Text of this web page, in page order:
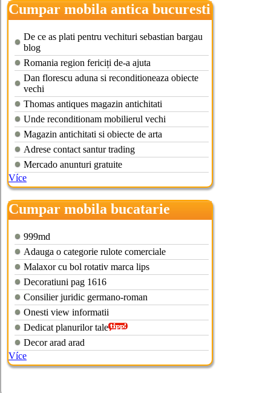
Cumpar mobila antica bucuresti
De ce as plati pentru vechituri sebastian bargau
blog
Romania region fericiți de-a ajuta
Dan florescu aduna si reconditioneaza obiecte
vechi
Thomas antiques magazin antichitati
Unde reconditionam mobilierul vechi
Magazin antichitati si obiecte de arta
Adrese contact santur trading
Mercado anunturi gratuite
Více
Cumpar mobila bucatarie
second hand
999md
Adauga o categorie rulote comerciale
Malaxor cu bol rotativ marca lips
Decoratiuni pag 1616
Consilier juridic germano-roman
Onesti view informatii
Dedicat planurilor tale
Decor arad arad
Více